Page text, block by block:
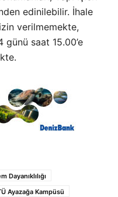
edinilebilir. İhale
verilmemekte,
saat 15.00’e
Dayanıklılığı
Ayazağa Kampüsü